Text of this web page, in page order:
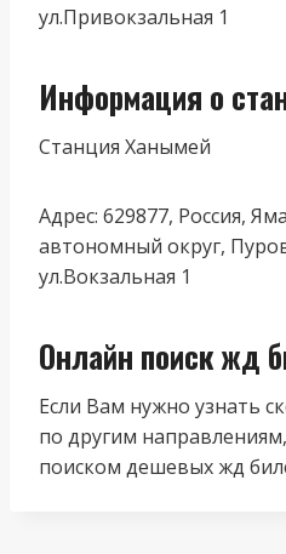
ул.Привокзальная 1
Информация о
Станция Ханымей
Адрес: 629877, Россия,
автономный округ,
ул.Вокзальная 1
Онлайн поиск жд
Если Вам нужно узнать
по другим
поиском дешевых жд